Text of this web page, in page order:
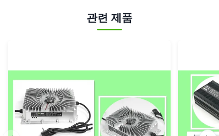
관련 제품